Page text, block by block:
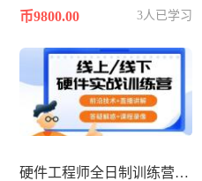
币9800.00
3人已学习
硬件工程师全日制训练营2504期